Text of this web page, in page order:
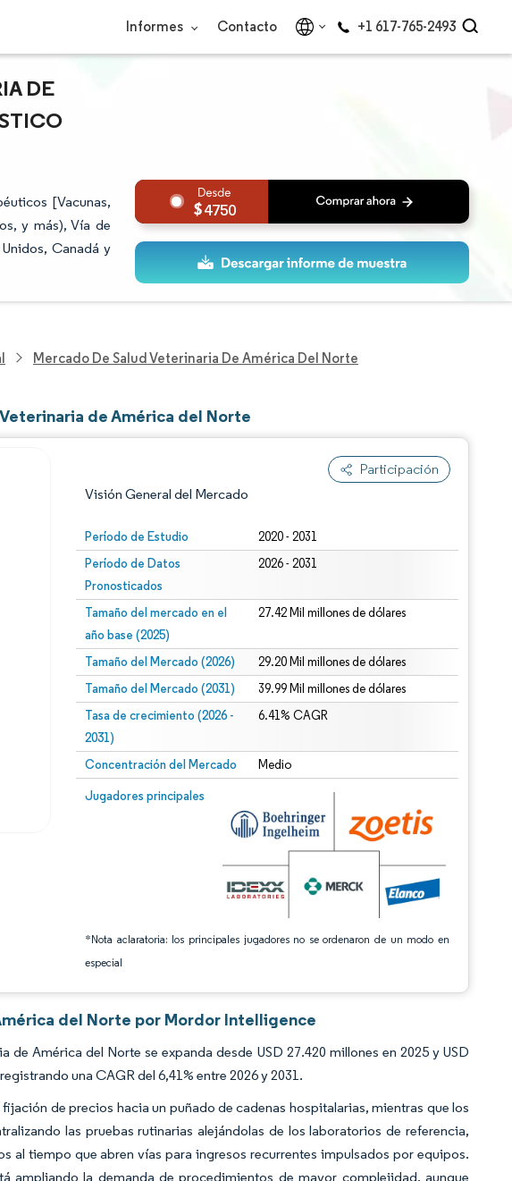
Informes Contacto +1 617-765-2493
DE
[Vacunas,
y más), Vía de
Canadá y
4750
Mercado De Salud Veterinaria De América Del Norte
de América del Norte
Participación
Visión General del Mercado
Período de Estudio 2020 - 2031
Período de Datos
Pronosticados
2026 - 2031
Tamaño del mercado en el
año base (2025)
27.42 Mil millones de dólares
Tamaño del Mercado (2026) 29.20 Mil millones de dólares
Tamaño del Mercado (2031) 39.99 Mil millones de dólares
Tasa de crecimiento (2026 -
2031)
6.41% CAGR
Concentración del Mercado Medio
Jugadores principales
*Nota aclaratoria: los principales jugadores no se ordenaron de un modo en
especial
Imagen © Mordor Intelligence. El uso requiere atribución según CC BY 4.0.
uso requiere atribución según CC BY 4.0.
del Norte por Mordor Intelligence
América del Norte se expanda desde USD 27.420 millones en 2025 y USD
una CAGR del 6,41% entre 2026 y 2031.
de precios hacia un puñado de cadenas hospitalarias, mientras que los
las pruebas rutinarias alejándolas de los laboratorios de referencia,
al tiempo que abren vías para ingresos recurrentes impulsados por equipos.
ampliando la demanda de procedimientos de mayor complejidad, aunque